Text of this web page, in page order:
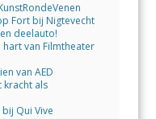
Fort bij Nigtevecht
deelauto!
van Filmtheater
van AED
kracht als
Qui Vive